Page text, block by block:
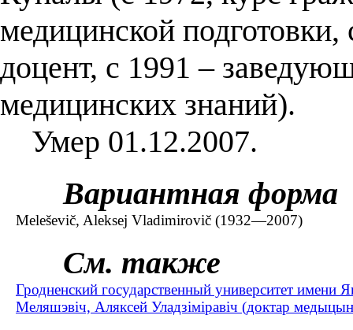
медицинской
доцент, с 1991 –
медицинских знаний).
Умер 01.12.2007.
Вариантная форма
Meleševič, Aleksej Vladimirovič (1932—2007)
См. также
Гродненский государственный университет имени
Меляшэвіч, Аляксей Уладзіміравіч (доктар